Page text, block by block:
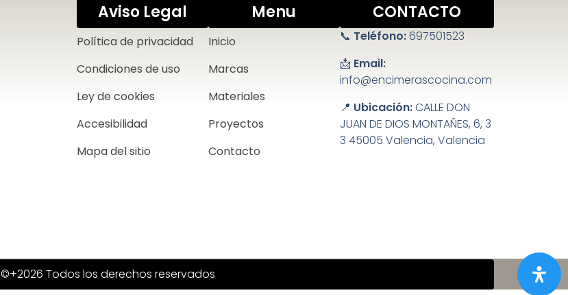
Aviso Legal
Política de privacidad
Condiciones de uso
Ley de cookies
Accesibilidad
Mapa del sitio
Menu
Inicio
Marcas
Materiales
Proyectos
Contacto
CONTACTO
📞 Teléfono:697501523
📩 Email:
info@encimerascocina.com
📍 Ubicación:CALLE DON
JUAN DE DIOS MONTAÑES, 6, 3
3 45005 Valencia, Valencia
©+2026 Todos los derechos reservados